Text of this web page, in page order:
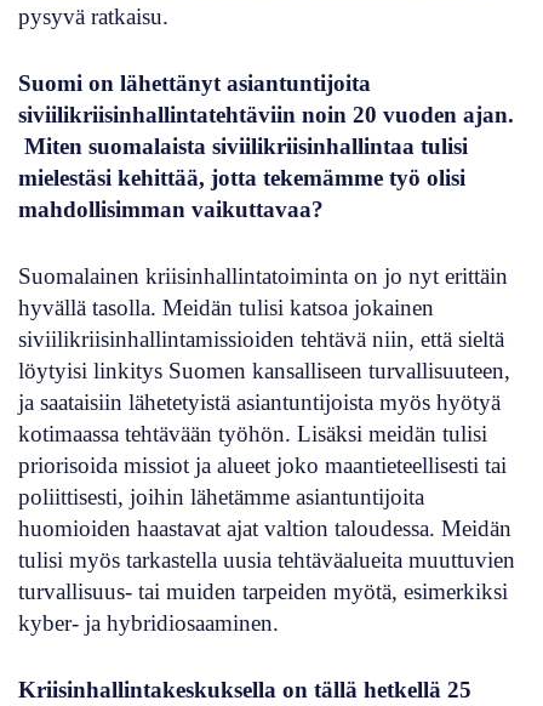
pysyvä ratkaisu.
Suomi on lähettänyt asiantuntijoita
siviilikriisinhallintatehtäviin noin 20 vuoden ajan.
Miten suomalaista siviilikriisinhallintaa tulisi
mielestäsi kehittää, jotta tekemämme työ olisi
mahdollisimman vaikuttavaa?
Suomalainen kriisinhallintatoiminta on jo nyt erittäin
hyvällä tasolla. Meidän tulisi katsoa jokainen
siviilikriisinhallintamissioiden tehtävä niin, että sieltä
löytyisi linkitys Suomen kansalliseen turvallisuuteen,
ja saataisiin lähetetyistä asiantuntijoista myös hyötyä
kotimaassa tehtävään työhön. Lisäksi meidän tulisi
priorisoida missiot ja alueet joko maantieteellisesti tai
poliittisesti, joihin lähetämme asiantuntijoita
huomioiden haastavat ajat valtion taloudessa. Meidän
tulisi myös tarkastella uusia tehtäväalueita muuttuvien
turvallisuus- tai muiden tarpeiden myötä, esimerkiksi
kyber- ja hybridiosaaminen.
Kriisinhallintakeskuksella on tällä hetkellä 25